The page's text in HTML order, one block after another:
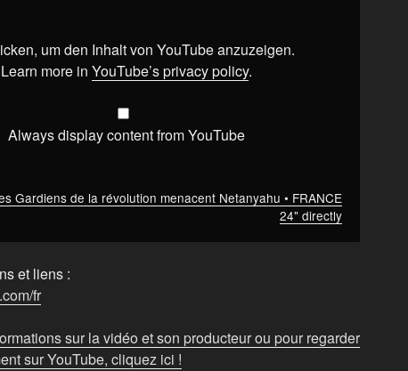
um den Inhalt von YouTube anzuzeigen.
Learn more in YouTube’s privacy policy.
Always display content from YouTube
Gardiens de la révolution menacent Netanyahu • FRANCE
24" directly
et liens :
fr
sur la vidéo et son producteur ou pour regarder
sur YouTube, cliquez ici !